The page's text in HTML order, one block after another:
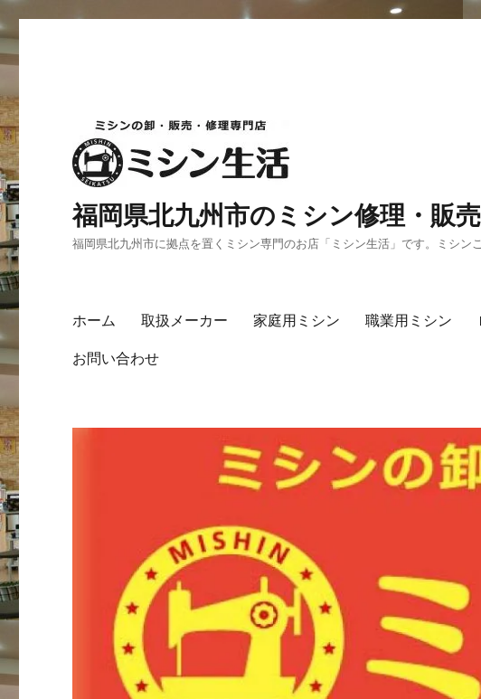
福岡県北九州市のミシン修理・販
福岡県北九州市に拠点を置くミシン専門のお店「ミシン生活」です。ミシン
ホーム 取扱メーカー 家庭用ミシン 職業用ミシン
お問い合わせ